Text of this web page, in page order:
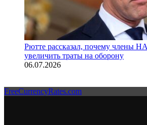
Рютте рассказал, почему члены
увеличить траты на оборону
06.07.2026
FreeCurrencyRates.com